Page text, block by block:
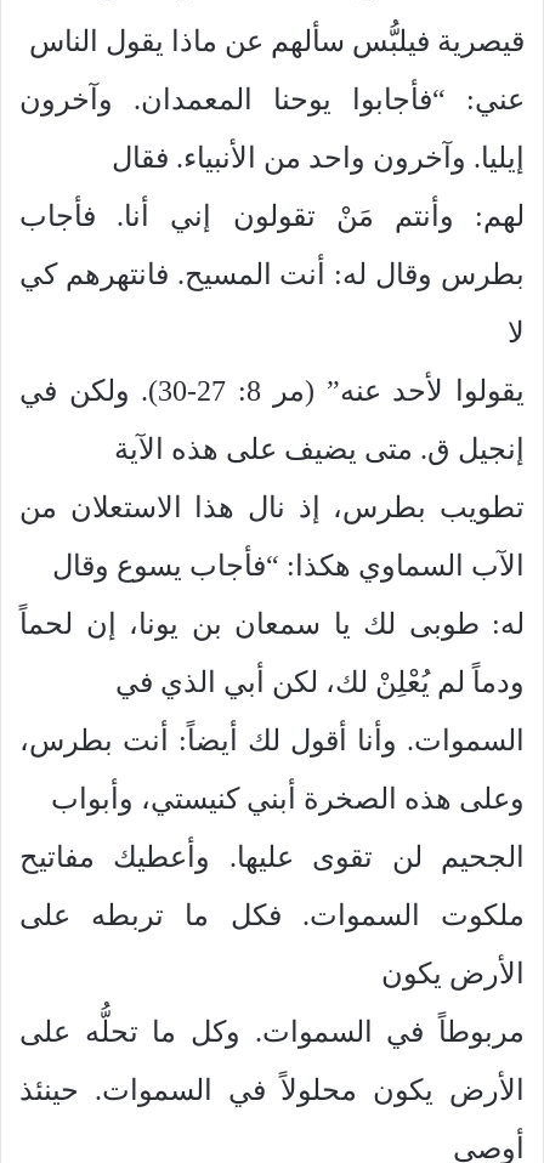
قيصرية فيلبُّس سألهم عن ماذا يقول الناس
عني: “فأجابوا يوحنا المعمدان. وآخرون
إيليا. وآخرون واحد من الأنبياء. فقال
لهم: وأنتم مَنْ تقولون إني أنا. فأجاب
بطرس وقال له: أنت المسيح. فانتهرهم كي
لا
يقولوا لأحد عنه” (مر 8: 27-30). ولكن في
إنجيل ق. متى يضيف على هذه الآية
تطويب بطرس، إذ نال هذا الاستعلان من
الآب السماوي هكذا: “فأجاب يسوع وقال
له: طوبى لك يا سمعان بن يونا، إن لحماً
ودماً لم يُعْلِنْ لك، لكن أبي الذي في
السموات. وأنا أقول لك أيضاً: أنت بطرس،
وعلى هذه الصخرة أبني كنيستي، وأبواب
الجحيم لن تقوى عليها. وأعطيك مفاتيح
ملكوت السموات. فكل ما تربطه على
الأرض يكون
مربوطاً في السموات. وكل ما تحلُّه على
الأرض يكون محلولاً في السموات. حينئذ
أوصى